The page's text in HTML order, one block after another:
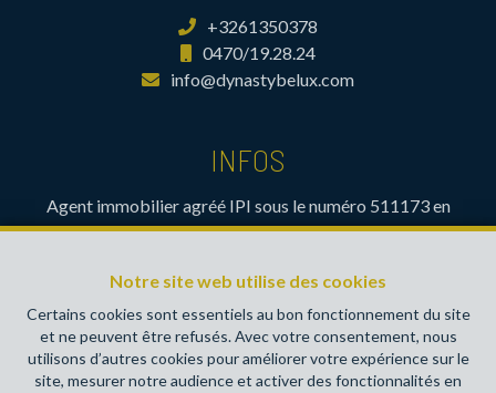
Notre site web utilise des cookies
Certains cookies sont essentiels au bon fonctionnement du site
et ne peuvent être refusés. Avec votre consentement, nous
utilisons d’autres cookies pour améliorer votre expérience sur le
site, mesurer notre audience et activer des fonctionnalités en
+3261350378
0470/19.28.24
info@dynastybelux.com
INFOS
Agent immobilier agréé IPI sous le numéro 511173 en
Belgique- Instance de contrôle: Institut professionnel des
(+32 2 505 38 50 - info@ipi.be) - Soumis au
déontologique de l’ IPI
RC professionnelle et cautionnement via AXA Belgium SA,
Place du Trône 1, 1000 Bruxelles – police n° 730390160.